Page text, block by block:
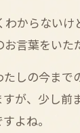
からない
言葉をいた
しの今ま
が、少し前
よね。